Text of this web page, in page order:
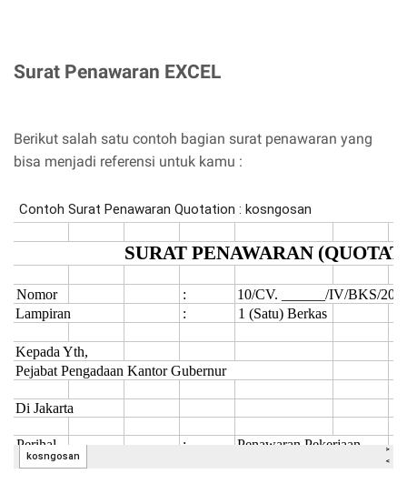
Surat Penawaran EXCEL
Berikut salah satu contoh bagian surat penawaran yang
bisa menjadi referensi untuk kamu :